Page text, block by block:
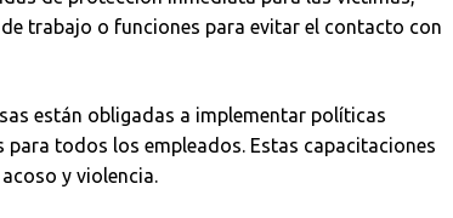
trabajo o funciones para evitar el contacto con
están obligadas a implementar políticas
todos los empleados. Estas capacitaciones
y violencia.